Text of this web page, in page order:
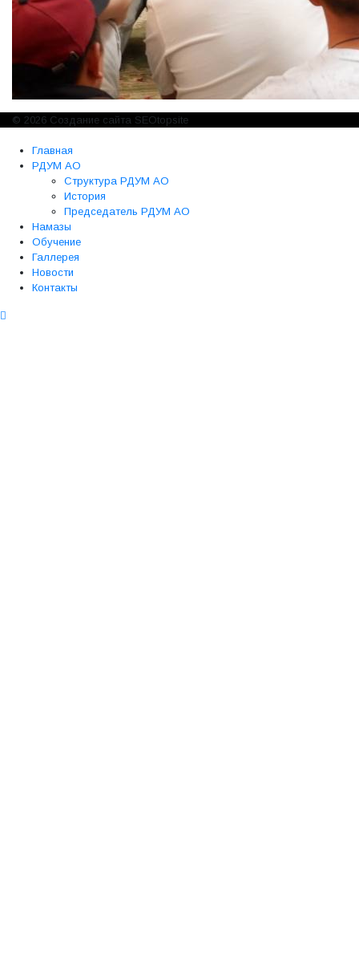
© 2026 Создание сайта SEOtopsite
Главная
РДУМ АО
Структура РДУМ АО
История
Председатель РДУМ АО
Намазы
Обучение
Галлерея
Новости
Контакты